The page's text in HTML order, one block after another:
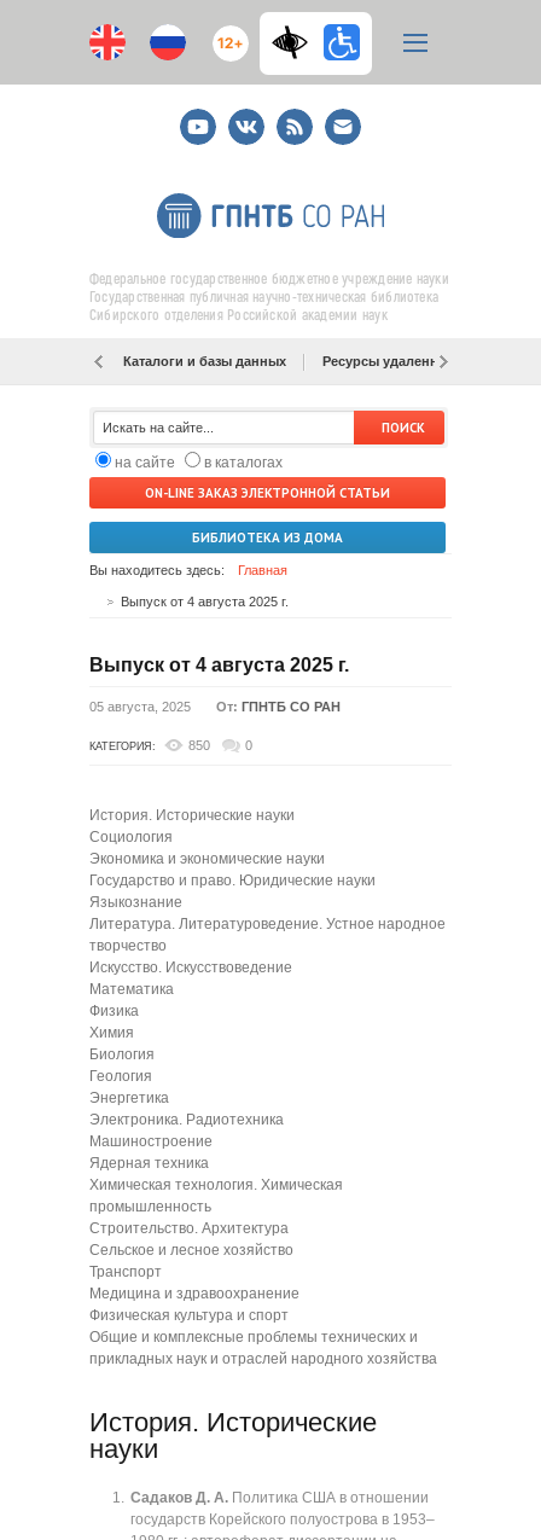
12+
YoutubeВКонтакте
RSS
E-
mail
подписка
Федеральное государственное бюджетное учреждение науки
Государственная публичная научно-техническая библиотека
Сибирского отделения Российской академии наук
Каталоги и базы данных Ресурсы удаленного доступа
на сайте
в каталогах
ON-LINE ЗАКАЗ ЭЛЕКТРОННОЙ СТАТЬИ
БИБЛИОТЕКА ИЗ ДОМА
Вы находитесь здесь: Главная
Выпуск от 4 августа 2025 г.
Выпуск от 4 августа 2025 г.
05 августа, 2025 От: ГПНТБ СО РАН
КАТЕГОРИЯ: 850 0
История. Исторические науки
Социология
Экономика и экономические науки
Государство и право. Юридические науки
Языкознание
Литература. Литературоведение. Устное народное
творчество
Искусство. Искусствоведение
Математика
Физика
Химия
Биология
Геология
Энергетика
Электроника. Радиотехника
Машиностроение
Ядерная техника
Химическая технология. Химическая
промышленность
Строительство. Архитектура
Сельское и лесное хозяйство
Транспорт
Медицина и здравоохранение
Физическая культура и спорт
Общие и комплексные проблемы технических и
прикладных наук и отраслей народного хозяйства
История. Исторические
науки
Садаков Д. А. Политика США в отношении
государств Корейского полуострова в 1953‒